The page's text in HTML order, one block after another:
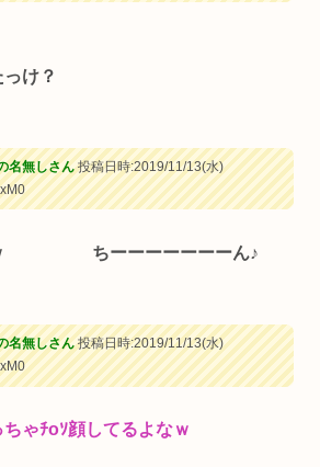
け？
名無しさん投稿日時:2019/11/13(水)
ｗ ちーーーーーーーん♪
名無しさん投稿日時:2019/11/13(水)
ちゃﾁoｿ顔してるよなｗ